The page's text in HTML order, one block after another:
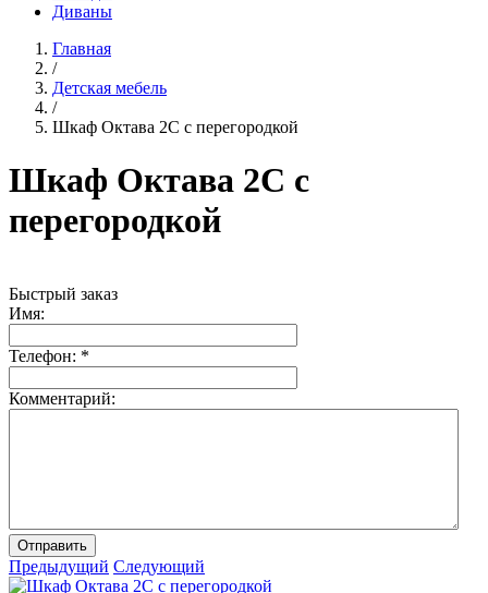
Диваны
Главная
/
Детская мебель
/
Шкаф Октава 2С с перегородкой
Шкаф Октава 2С с
перегородкой
Быстрый заказ
Имя:
Телефон: *
Комментарий:
Отправить
Предыдущий Следующий